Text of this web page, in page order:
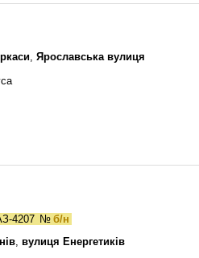
, Ярославська вулиця
4207 № б/н
, вулиця Енергетиків